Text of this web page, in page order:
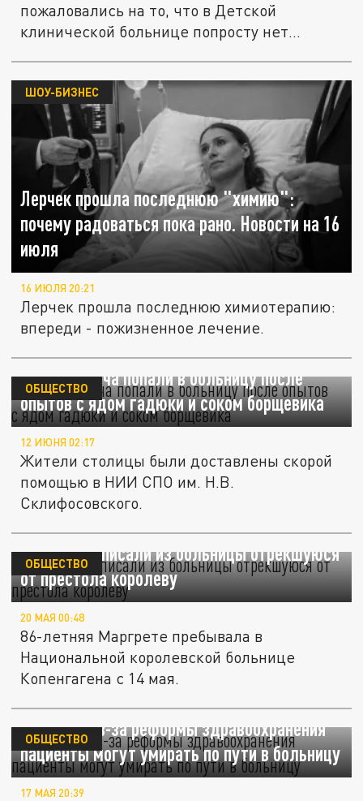
пожаловались на то, что в Детской
клинической больнице попросту нет
Лерчек прошла последнюю "химию":
почему радоваться пока рано. Новости на 16
июля
ШОУ-БИЗНЕС
16 ИЮЛЯ 20:21
Лерчек прошла последнюю химиотерапию:
впереди - пожизненное лечение.
Два москвича попали в больницу после
опытов с ядом гадюки и соком борщевика
ОБЩЕСТВО
12 ИЮНЯ 02:17
Жители столицы были доставлены скорой
помощью в НИИ СПО им. Н.В.
Склифосовского.
В Дании выписали из больницы отрекшуюся
от престола королеву
ОБЩЕСТВО
20 МАЯ 00:48
86-летняя Маргрете пребывала в
Национальной королевской больнице
Копенгагена с 14 мая.
В Латвии из-за реформы здравоохранения
пациенты могут умирать по пути в больницу
ОБЩЕСТВО
17 МАЯ 20:39